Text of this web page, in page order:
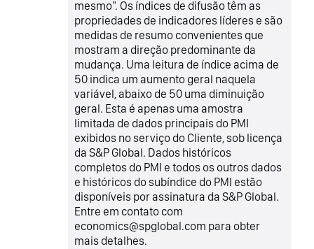
mesmo". Os índices de difusão têm as
propriedades de indicadores líderes e são
medidas de resumo convenientes que
mostram a direção predominante da
mudança. Uma leitura de índice acima de
50 indica um aumento geral naquela
variável, abaixo de 50 uma diminuição
geral. Esta é apenas uma amostra
limitada de dados principais do PMI
exibidos no serviço do Cliente, sob licença
da S&P Global. Dados históricos
completos do PMI e todos os outros dados
e históricos do subíndice do PMI estão
disponíveis por assinatura da S&P Global.
Entre em contato com
economics@spglobal.com para obter
mais detalhes.